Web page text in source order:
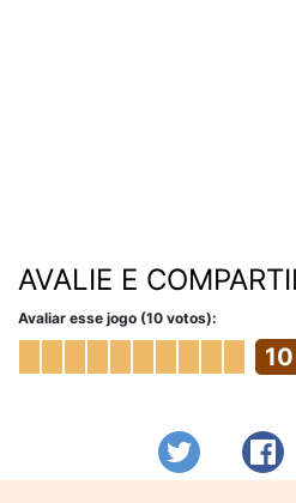
AVALIE E
Avaliar esse jogo (10 votos):
10